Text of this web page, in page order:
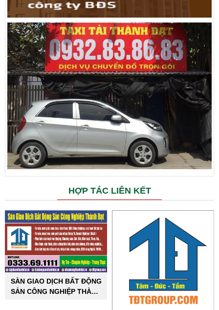
HỢP TÁC LIÊN KẾT
SÀN GIAO DỊCH BẤT ĐỘNG
SẢN CÔNG NGHIỆP THÀNH